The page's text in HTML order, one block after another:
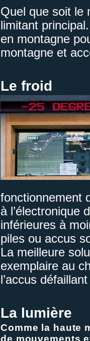
Quel que soit le
limitant
en montagne
montagne et
Le froid
fonctionnement
à l’électronique
inférieures à
piles ou accus
La meilleure
exemplaire au
l’accus
La lumière
Comme la haute
de mouvements